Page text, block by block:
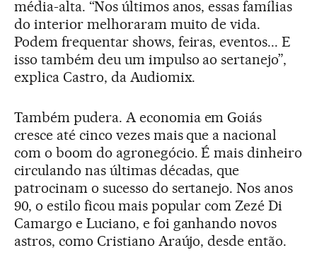
média-alta. “Nos últimos anos, essas famílias
do interior melhoraram muito de vida.
Podem frequentar shows, feiras, eventos... E
isso também deu um impulso ao sertanejo”,
explica Castro, da Audiomix.
Também pudera. A economia em Goiás
cresce até cinco vezes mais que a nacional
com o boom do agronegócio. É mais dinheiro
circulando nas últimas décadas, que
patrocinam o sucesso do sertanejo. Nos anos
90, o estilo ficou mais popular com Zezé Di
Camargo e Luciano, e foi ganhando novos
astros, como Cristiano Araújo, desde então.